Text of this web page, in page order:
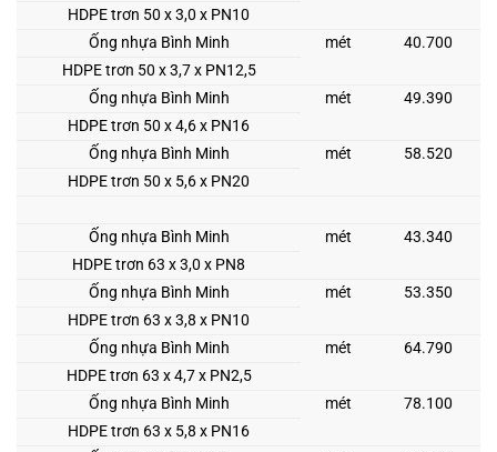
HDPE trơn 50 x 3,0 x PN10
Ống nhựa Bình Minh
mét
40.700
HDPE trơn 50 x 3,7 x PN12,5
Ống nhựa Bình Minh
mét
49.390
HDPE trơn 50 x 4,6 x PN16
Ống nhựa Bình Minh
mét
58.520
HDPE trơn 50 x 5,6 x PN20
Ống nhựa Bình Minh mét
43.340
HDPE trơn 63 x 3,0 x PN8
Ống nhựa Bình Minh
mét
53.350
HDPE trơn 63 x 3,8 x PN10
Ống nhựa Bình Minh
mét
64.790
HDPE trơn 63 x 4,7 x PN2,5
Ống nhựa Bình Minh
mét
78.100
HDPE trơn 63 x 5,8 x PN16